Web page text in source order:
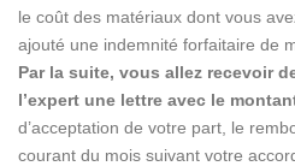
le coût des matériaux dont vous
ajouté une indemnité forfaitaire de
Par la suite, vous allez recevoir
l’expert une lettre avec le
d’acceptation de votre part, le
courant du mois suivant votre